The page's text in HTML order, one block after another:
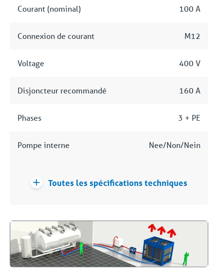
Courant (nominal) 100 A
Connexion de courant M12
Voltage 400 V
Disjoncteur recommandé 160 A
Phases 3 + PE
Pompe interne Nee/Non/Nein
Toutes les spécifications techniques